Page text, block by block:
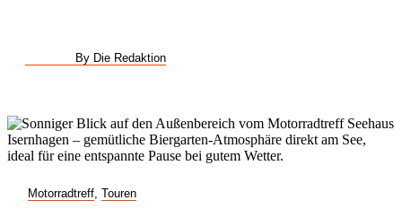
By Die Redaktion
Motorradtreff Touren